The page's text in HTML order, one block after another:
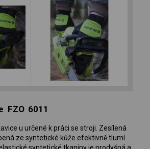
FZO 6011
u určené k práci se stroji. Zesílená
ze syntetické kůže efektivně tlumí